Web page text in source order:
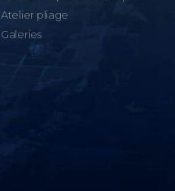
Atelier pliage
Galeries